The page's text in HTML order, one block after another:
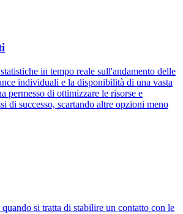
in tempo reale sull'andamento delle
individuali e la disponibilità di una vasta
permesso di ottimizzare le risorse e
di successo, scartando altre opzioni meno
si tratta di stabilire un contatto con le